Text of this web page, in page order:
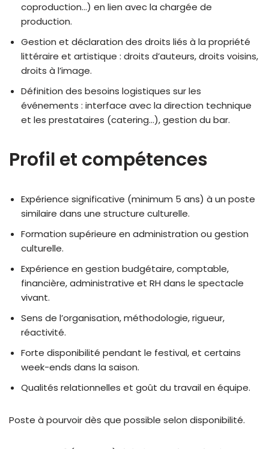
coproduction…) en lien avec la chargée de
production.
Gestion et déclaration des droits liés à la propriété
littéraire et artistique : droits d’auteurs, droits voisins,
droits à l’image.
Définition des besoins logistiques sur les
événements : interface avec la direction technique
et les prestataires (catering…), gestion du bar.
Profil et compétences
Expérience significative (minimum 5 ans) à un poste
similaire dans une structure culturelle.
Formation supérieure en administration ou gestion
culturelle.
Expérience en gestion budgétaire, comptable,
financière, administrative et RH dans le spectacle
vivant.
Sens de l’organisation, méthodologie, rigueur,
réactivité.
Forte disponibilité pendant le festival, et certains
week-ends dans la saison.
Qualités relationnelles et goût du travail en équipe.
Poste à pourvoir dès que possible selon disponibilité.